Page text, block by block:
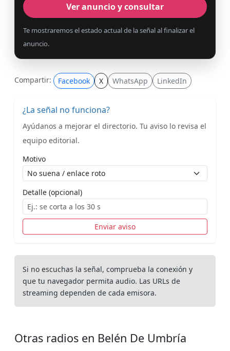
Ver anuncio y consultar
Te mostraremos el estado actual de la señal al finalizar el
anuncio.
Compartir: Facebook X WhatsApp LinkedIn
¿La señal no funciona?
Ayúdanos a mejorar el directorio. Tu aviso lo revisa el
equipo editorial.
Motivo
Detalle (opcional)
Enviar aviso
Si no escuchas la señal, comprueba la conexión y
que tu navegador permita audio. Las URLs de
streaming dependen de cada emisora.
Otras radios en Belén De Umbría